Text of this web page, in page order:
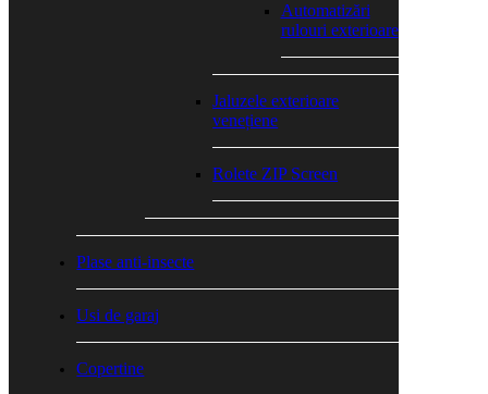
Automatizări
rulouri exterioare
Jaluzele exterioare
venețiene
Rolete ZIP Screen
Plase anti-insecte
Usi de garaj
Copertine